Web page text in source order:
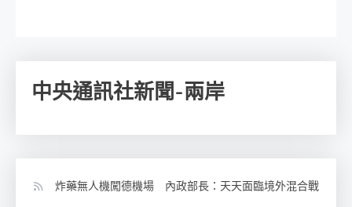
中央通訊社新聞-兩岸
炸藥無人機闖德機場 內政部長：天天面臨境外混合戰